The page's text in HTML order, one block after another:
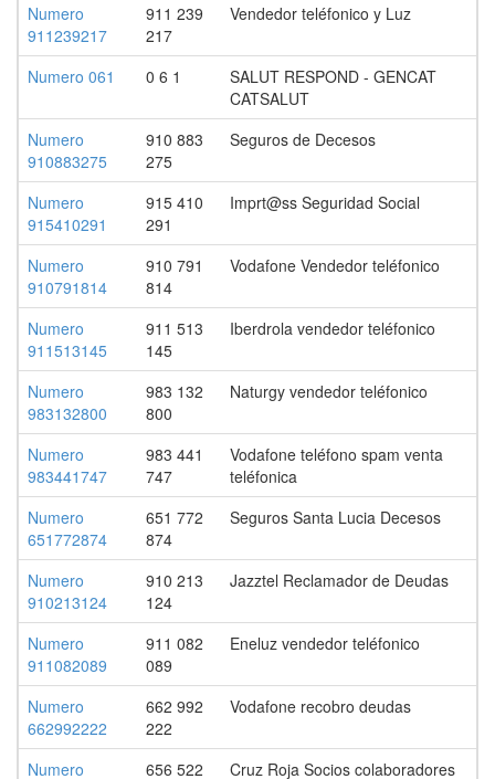
Numero
911239217
911 239
217
Vendedor teléfonico y Luz
Numero 061 0 6 1
SALUT RESPOND - GENCAT
CATSALUT
Numero
910883275
910 883
275
Seguros de Decesos
Numero
915410291
915 410
291
Imprt@ss Seguridad Social
Numero
910791814
910 791
814
Vodafone Vendedor teléfonico
Numero
911513145
911 513
145
Iberdrola vendedor teléfonico
Numero
983132800
983 132
800
Naturgy vendedor teléfonico
Numero
983441747
983 441
747
Vodafone teléfono spam venta
teléfonica
Numero
651772874
651 772
874
Seguros Santa Lucia Decesos
Numero
910213124
910 213
124
Jazztel Reclamador de Deudas
Numero
911082089
911 082
089
Eneluz vendedor teléfonico
Numero
662992222
662 992
222
Vodafone recobro deudas
Numero
656 522
Cruz Roja Socios colaboradores